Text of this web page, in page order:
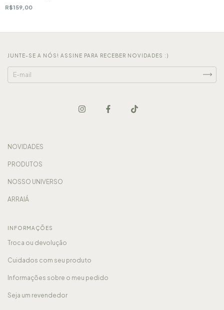
R$159,00
JUNTE-SE A NÓS! ASSINE PARA RECEBER NOVIDADES :)
NOVIDADES
PRODUTOS
NOSSO UNIVERSO
ARRAIÁ
INFORMAÇÕES
Troca ou devolução
Cuidados com seu produto
Informações sobre o meu pedido
Seja um revendedor